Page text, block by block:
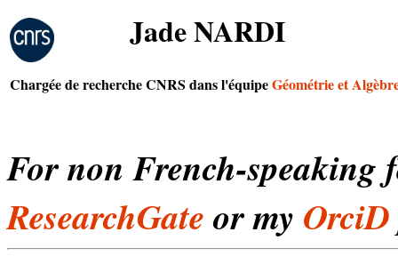
Jade NARDI
Chargée de recherche CNRS dans l'équipeGéométrie et
For non French-speaking
ResearchGate or my OrciD